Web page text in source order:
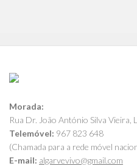
Morada:
Rua Dr. João António Silva Vieira,
Telemóvel: 967 823 648
(Chamada para a rede móvel
E-mail: algarvevivo@gmail.com